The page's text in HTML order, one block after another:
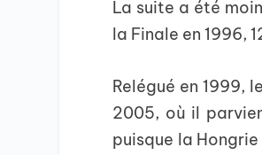
La suite a été
la Finale en 1996,
Relégué en 1999,
2005, où il
puisque la